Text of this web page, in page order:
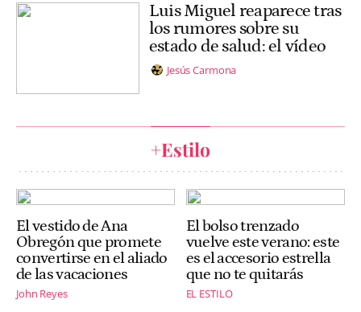
Luis Miguel reaparece tras
los rumores sobre su
estado de salud: el vídeo
Jesús Carmona
+Estilo
El vestido de Ana
Obregón que promete
convertirse en el aliado
de las vacaciones
John Reyes
El bolso trenzado
vuelve este verano: este
es el accesorio estrella
que no te quitarás
EL ESTILO